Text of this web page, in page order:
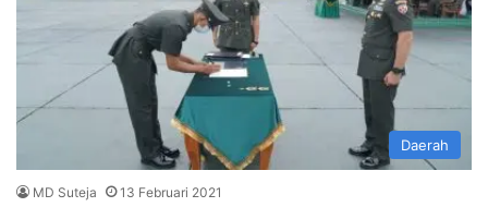
Daerah
MD Suteja 13 Februari 2021